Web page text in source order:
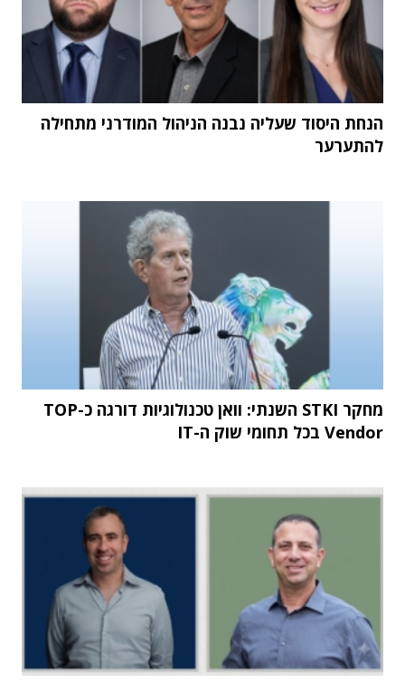
הנחת היסוד שעליה נבנה הניהול המודרני מתחילה
להתערער
מחקר STKI השנתי: וואן טכנולוגיות דורגה כ-TOP
Vendor בכל תחומי שוק ה-IT